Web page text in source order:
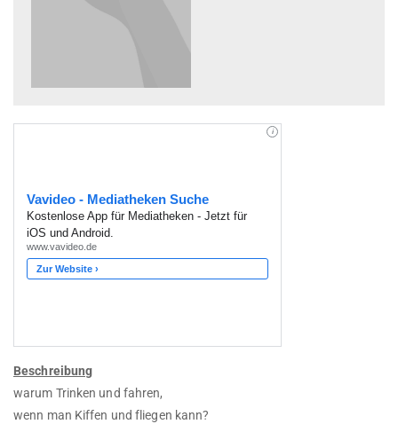
Beschreibung
warum Trinken und fahren,
wenn man Kiffen und fliegen kann?